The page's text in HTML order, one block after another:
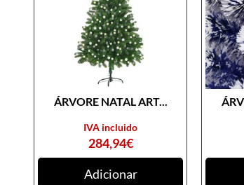
ÁRVORE NATAL ART...
284,94€
IVA incluido
Adicionar